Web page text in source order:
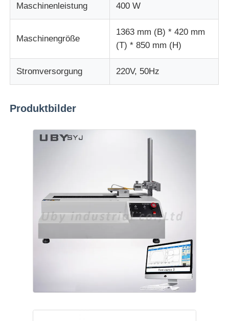
Maschinenleistung 400 W
Maschinengröße
1363 mm (B) * 420 mm
(T) * 850 mm (H)
Stromversorgung 220V, 50Hz
Produktbilder